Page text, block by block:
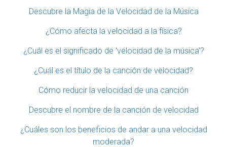
Descubre la Magia de la Velocidad de la Música
¿Cómo afecta la velocidad a la física?
¿Cuál es el significado de 'velocidad de la música'?
¿Cuál es el título de la canción de velocidad?
Cómo reducir la velocidad de una canción
Descubre el nombre de la canción de velocidad
¿Cuáles son los beneficios de andar a una velocidad
moderada?